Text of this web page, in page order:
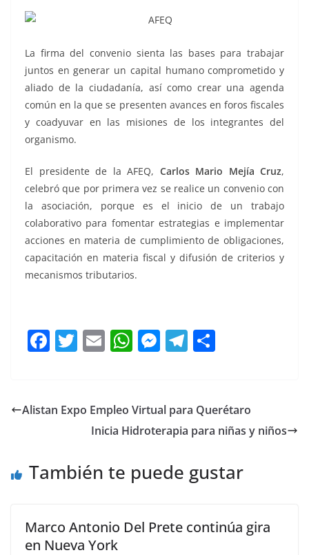
La firma del convenio sienta las bases para trabajar
juntos en generar un capital humano comprometido y
aliado de la ciudadanía, así como crear una agenda
común en la que se presenten avances en foros fiscales
y coadyuvar en las misiones de los integrantes del
organismo.
El presidente de la AFEQ, Carlos Mario Mejía Cruz,
celebró que por primera vez se realice un convenio con
la asociación, porque es el inicio de un trabajo
colaborativo para fomentar estrategias e implementar
acciones en materia de cumplimiento de obligaciones,
capacitación en materia fiscal y difusión de criterios y
mecanismos tributarios.
F
e
o
T
er
E
l
W
s
A
p
M
e
n
er
T
gr
a
p
ar
Alistan Expo Empleo Virtual para Querétaro
Inicia Hidroterapia para niñas y niños
También te puede gustar
Marco Antonio Del Prete continúa gira
en Nueva York